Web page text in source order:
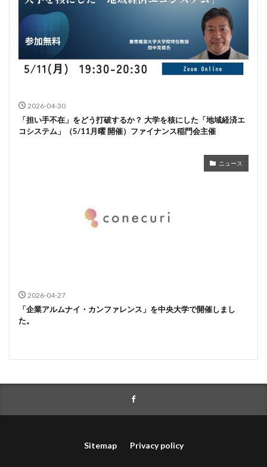
2026-04-30
「担い手不在」をどう打破するか？ 大学を核にした「地域経済エ
コシステム」（5/11月曜 開催）ファイナンス稲門会主催
ニュース
2026-04-27
「企業アルムナイ・カンファレンス」を中央大学で開催しまし
た。
Sitemap Privacy policy